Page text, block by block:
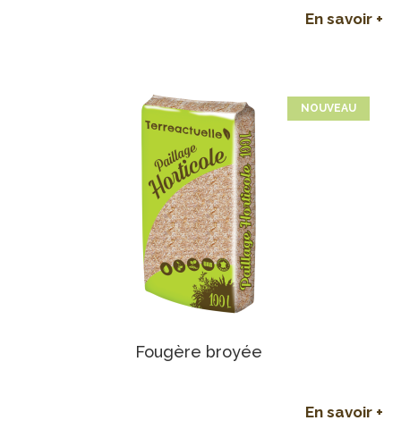
En savoir +
NOUVEAU
Fougère broyée
En savoir +